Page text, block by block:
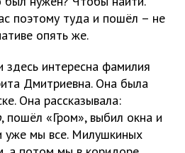
поэтому туда и пошёл – не
опять же.
интересна фамилия
Дмитриевна. Она была
Она рассказывала:
, пошёл «Гром», выбил окна и
мы все. Милушкиных